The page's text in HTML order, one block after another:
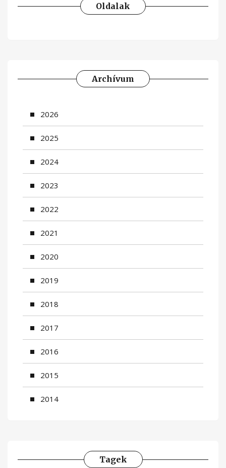
Oldalak
Archívum
2026
2025
2024
2023
2022
2021
2020
2019
2018
2017
2016
2015
2014
Tagek